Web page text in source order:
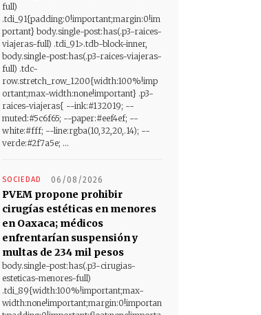
full)
.tdi_91{padding:0!important;margin:0!im
portant} body.single-post:has(.p3-raices-
viajeras-full) .tdi_91>.tdb-block-inner,
body.single-post:has(.p3-raices-viajeras-
full) .tdc-
row.stretch_row_1200{width:100%!imp
ortant;max-width:none!important} .p3-
raices-viajeras{ --ink:#132019; --
muted:#5c6f65; --paper:#eef4ef; --
white:#fff; --line:rgba(10,32,20,.14); --
verde:#2f7a5e; ...
SOCIEDAD 06/08/2026
PVEM propone prohibir
cirugías estéticas en menores
en Oaxaca; médicos
enfrentarían suspensión y
multas de 234 mil pesos
body.single-post:has(.p3-cirugias-
esteticas-menores-full)
.tdi_89{width:100%!important;max-
width:none!important;margin:0!importan